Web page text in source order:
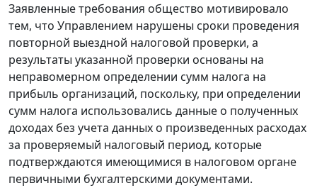
Заявленные требования общество мотивировало
тем, что Управлением нарушены сроки проведения
повторной выездной налоговой проверки, а
результаты указанной проверки основаны на
неправомерном определении сумм налога на
прибыль организаций, поскольку, при определении
сумм налога использовались данные о полученных
доходах без учета данных о произведенных расходах
за проверяемый налоговый период, которые
подтверждаются имеющимися в налоговом органе
первичными бухгалтерскими документами.